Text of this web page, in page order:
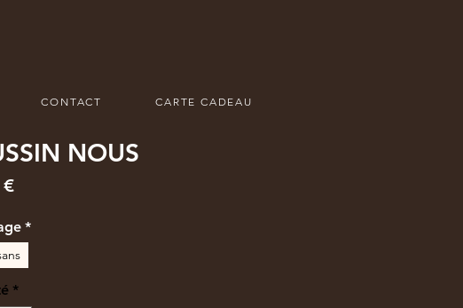
CONTACT CARTE CADEAU
NOUS
Prix
*
*